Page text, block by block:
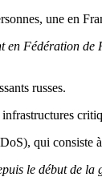
une en
Fédération
russes.
qui consiste
le début de la